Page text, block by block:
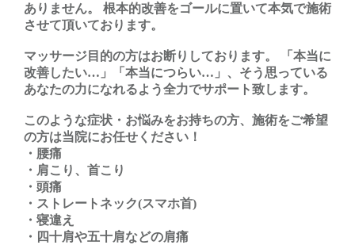
ありません。 根本的改善をゴールに置いて本気で施術
させて頂いております。
マッサージ目的の方はお断りしております。 「本当に
改善したい…」「本当につらい…」、そう思っている
あなたの力になれるよう全力でサポート致します。
このような症状・お悩みをお持ちの方、施術をご希望
の方は当院にお任せください！
・腰痛
・肩こり、首こり
・頭痛
・ストレートネック(スマホ首)
・寝違え
・四十肩や五十肩などの肩痛